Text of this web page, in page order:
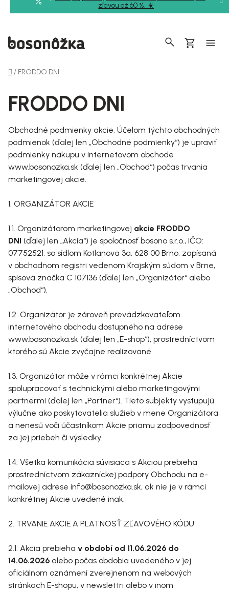
zľavou až 60 %. ☀️
Hľadať
Nákupný
košík
Domov
/ FRODDO DNI
FRODDO DNI
Obchodné podmienky akcie. Účelom týchto obchodných
podmienok (ďalej len „Obchodné podmienky“) je upraviť
podmienky nákupu v internetovom obchode
www.bosonozka.sk (ďalej len „Obchod“) počas trvania
marketingovej akcie.
1. ORGANIZÁTOR AKCIE
1.1. Organizátorom marketingovej akcie FRODDO
DNI (ďalej len „Akcia“) je spoločnosť bosono s.r.o., IČO:
07752521, so sídlom Kotlanova 3a, 628 00 Brno, zapísaná
v obchodnom registri vedenom Krajským súdom v Brne,
spisová značka C 107136 (ďalej len „Organizátor“ alebo
„Obchod“).
1.2. Organizátor je zároveň prevádzkovateľom
internetového obchodu dostupného na adrese
www.bosonozka.sk (ďalej len „E-shop“), prostredníctvom
ktorého sú Akcie zvyčajne realizované.
1.3. Organizátor môže v rámci konkrétnej Akcie
spolupracovať s technickými alebo marketingovými
partnermi (ďalej len „Partner“). Tieto subjekty vystupujú
výlučne ako poskytovatelia služieb v mene Organizátora
a nenesú voči účastníkom Akcie priamu zodpovednosť
za jej priebeh či výsledky.
1.4. Všetka komunikácia súvisiaca s Akciou prebieha
prostredníctvom zákazníckej podpory Obchodu na e-
mailovej adrese info@bosonozka.sk, ak nie je v rámci
konkrétnej Akcie uvedené inak.
2. TRVANIE AKCIE A PLATNOSŤ ZĽAVOVÉHO KÓDU
2.1. Akcia prebieha v období od 11.06.2026 do
14.06.2026 alebo počas obdobia uvedeného v jej
oficiálnom oznámení zverejnenom na webových
stránkach E-shopu, v newslettri alebo v inom